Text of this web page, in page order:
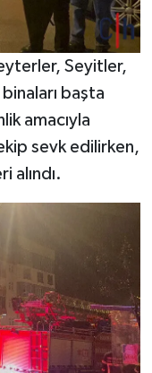
Seyitler,
başta
amacıyla
sevk edilirken,
alındı.